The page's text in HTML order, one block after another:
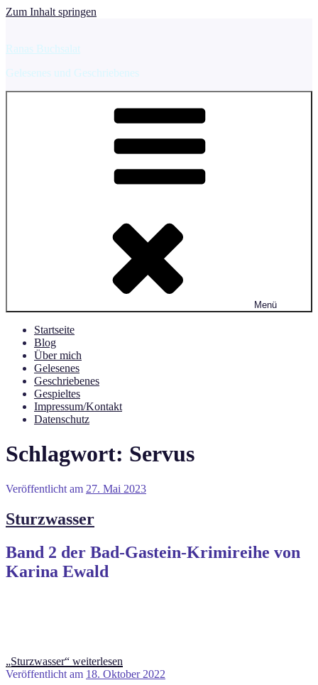
Zum Inhalt springen
Ranas Buchsalat
Gelesenes und Geschriebenes
Menü
Startseite
Blog
Über mich
Gelesenes
Geschriebenes
Gespieltes
Impressum/Kontakt
Datenschutz
Schlagwort: Servus
Veröffentlicht am 27. Mai 2023
Sturzwasser
Band 2 der Bad-Gastein-Krimireihe von
Karina Ewald
„Sturzwasser“ weiterlesen
Veröffentlicht am 18. Oktober 2022